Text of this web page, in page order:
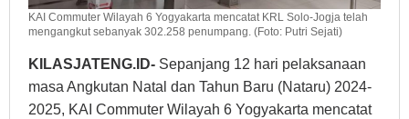
KAI Commuter Wilayah 6 Yogyakarta mencatat KRL Solo-Jogja telah
mengangkut sebanyak 302.258 penumpang. (Foto: Putri Sejati)
KILASJATENG.ID- Sepanjang 12 hari pelaksanaan
masa Angkutan Natal dan Tahun Baru (Nataru) 2024-
2025, KAI Commuter Wilayah 6 Yogyakarta mencatat